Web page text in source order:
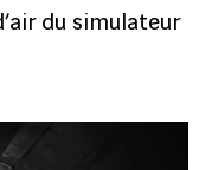
du simulateur